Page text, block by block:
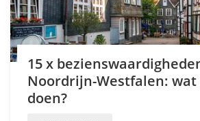
15 x
Noordrijn-Westfalen: wat
doen?